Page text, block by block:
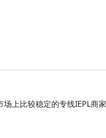
比较稳定的专线IEPL商